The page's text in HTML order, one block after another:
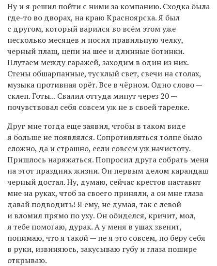
Ну и я решил пойти с ними за компанию. Сходка была
где-то во дворах, на краю Красноярска. Я был
с другом, который варился во всём этом уже
несколько месяцев и носил правильную челку,
черный плащ, цепи на шее и длинные ботинки.
Плутаем между гаражей, заходим в один из них.
Стены обшарпанные, тусклый свет, свечи на столах,
музыка противная орёт. Все в чёрном. Одно слово —
склеп. Готы... Свалил оттуда минут через 20 —
почувствовал себя совсем уж не в своей тарелке.
Друг мне тогда еще заявил, чтобы в таком виде
я больше не появлялся. Сопротивляться толпе было
сложно, да и страшно, если совсем уж начистоту.
Пришлось наряжаться. Попросил друга собрать меня
на этот праздник жизни. Он первым делом карандаш
черный достал. Ну, думаю, сейчас крестов наставит
мне на руках, чтоб за своего приняли, а он мне глаза
давай подводить! Я ему, не думая, так с левой
и вломил прямо по уху. Он обиделся, кричит, мол,
я тебе помогаю, дурак. А у меня в ушах звенит,
понимаю, что я такой — не я это совсем, но беру себя
в руки, извиняюсь, закусываю губу и глаза пошире
открываю.